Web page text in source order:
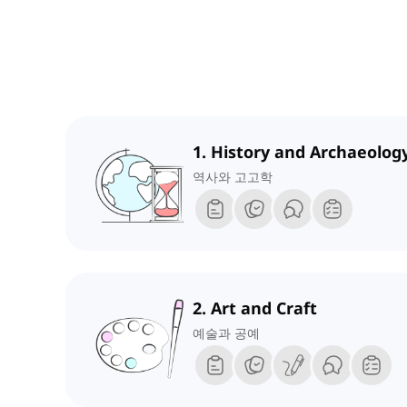
1. History and
역사와 고고학
2. Art and Craft
예술과 공예